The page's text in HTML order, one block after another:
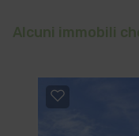
Alcuni immobili